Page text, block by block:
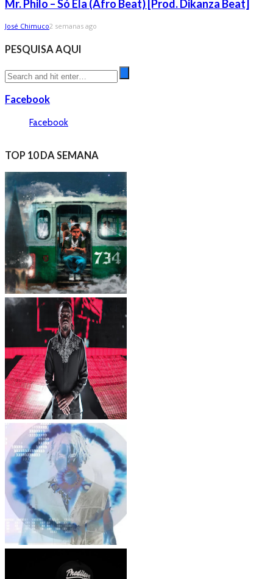
Mr. Philo – Só Ela (Afro Beat) [Prod. Dikanza Beat]
José Chimuco2 semanas ago
PESQUISA AQUI
Facebook
Facebook
TOP 10 DA SEMANA